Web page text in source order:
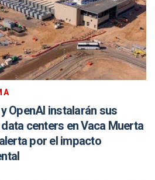
OpenAI instalarán sus
centers en Vaca Muerta
por el impacto